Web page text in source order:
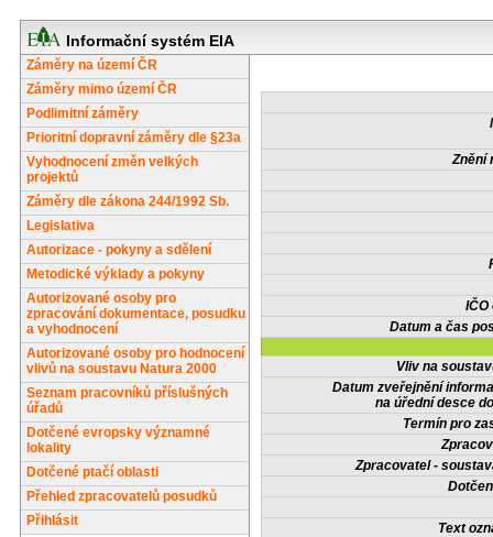
Informační systém EIA
Záměry na území ČR
Záměry mimo území ČR
Podlimitní záměry
Prioritní dopravní záměry dle §23a
Vyhodnocení změn velkých
projektů
Záměry dle zákona 244/1992 Sb.
Legislativa
Autorizace - pokyny a sdělení
Metodické výklady a pokyny
Autorizované osoby pro
zpracování dokumentace, posudku
a vyhodnocení
Autorizované osoby pro hodnocení
vlivů na soustavu Natura 2000
Seznam pracovníků příslušných
úřadů
Dotčené evropsky významné
lokality
Dotčené ptačí oblasti
Přehled zpracovatelů posudků
Přihlásit
Znění
IČO
Datum a čas
Vliv na
Datum zveřejnění
na úřední desce
Termín pro
Zpracovatel -
Text